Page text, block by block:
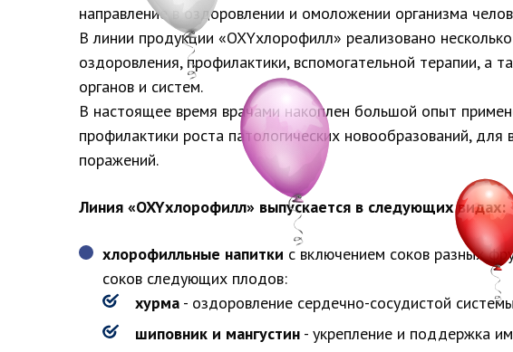
направление в оздоровлении и омоложении организма
В линии продукции «OXYхлорофилл» реализовано
оздоровления, профилактики, вспомогательной терапии, а
органов и систем.
В настоящее время врачами накоплен большой опыт
профилактики роста патологических новообразований,
поражений.
Линия «OXYхлорофилл» выпускается в следующих видах:
хлорофилльные напитки с включением соков разных
соков следующих плодов:
хурма - оздоровление сердечно-сосудистой системы
шиповник и мангустин - укрепление и поддержка